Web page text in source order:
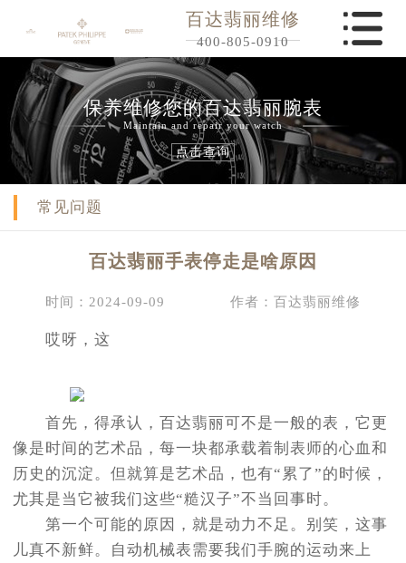
百达翡丽维修
400-805-0910
保养维修您的百达翡丽腕表
Maintain and repair your watch
点击查询
常见问题
百达翡丽手表停走是啥原因
时间：2024-09-09 作者：百达翡丽维修
哎呀，这
首先，得承认，百达翡丽可不是一般的表，它更
像是时间的艺术品，每一块都承载着制表师的心血和
历史的沉淀。但就算是艺术品，也有“累了”的时候，
尤其是当它被我们这些“糙汉子”不当回事时。
第一个可能的原因，就是动力不足。别笑，这事
儿真不新鲜。自动机械表需要我们手腕的运动来上